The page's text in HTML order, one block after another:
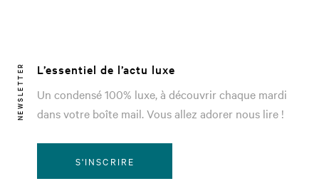
NEWSLETTER
L’essentiel de l’actu luxe
Un condensé 100% luxe, à découvrir chaque mardi
dans votre boîte mail. Vous allez adorer nous lire !
S'INSCRIRE